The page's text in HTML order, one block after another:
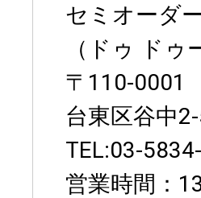
セミオーダ
（ドゥ ドゥ
〒110-0001
台東区谷中
TEL:03-
営業時間：